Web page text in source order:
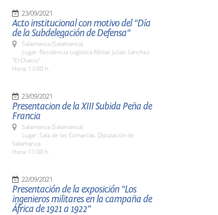
23/09/2021
Acto institucional con motivo del "Día
de la Subdelegación de Defensa"
Salamanca (Salamanca)
Lugar: Residencia Logística Militar Julián Sánchez
"El Charro"
Hora: 13:00 h.
23/09/2021
Presentacion de la XIII Subida Peña de
Francia
Salamanca (Salamanca)
Lugar: Sala de las Comarcas. Diputación de
Salamanca
Hora: 11:00 h.
22/09/2021
Presentación de la exposición "Los
ingenieros militares en la campaña de
África de 1921 a 1922"